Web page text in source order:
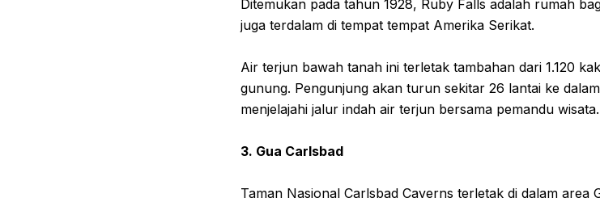
Ditemukan pada tahun 1928, Ruby Falls adalah rumah
juga terdalam di tempat tempat Amerika Serikat.
Air terjun bawah tanah ini terletak tambahan dari 1.120
gunung. Pengunjung akan turun sekitar 26 lantai ke
menjelajahi jalur indah air terjun bersama pemandu wisata.
3. Gua Carlsbad
Taman Nasional Carlsbad Caverns terletak di dalam area